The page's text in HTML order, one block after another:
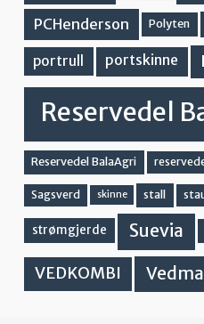
PCHenderson Polyten
portrull portskinne
Reservedel
Reservedel BalaAgri
Sagsverd skinne stall
strømgjerde Suevia
VEDKOMBI